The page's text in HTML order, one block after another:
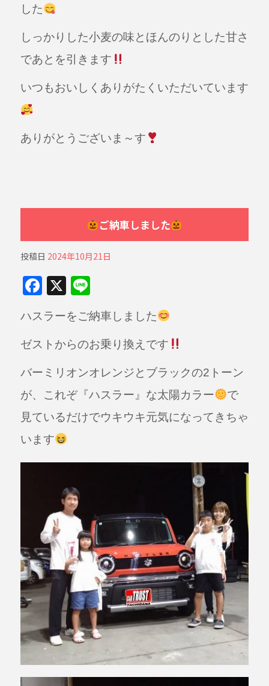
した
しっかりした小麦の味とほんのりとした甘さ
であとを引きます
いつもおいしくありがたくいただいています
ありがとうございま～す
ご納車しました
投稿日 2024年10月21日
F
a
c
e
b
o
o
k
X Li
n
e
ハスラーをご納車しました
ゼストからのお乗り換えです
バーミリオンオレンジとブラックの2トーン
が、
これぞ『ハスラー』な太陽カラー
で
見ているだけでウキウキ元気になってきちゃ
います